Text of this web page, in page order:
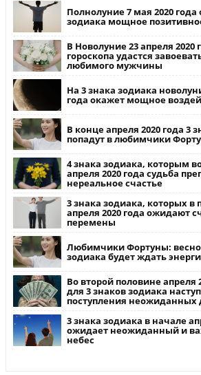
Полнолуние 7 мая 2020 года
зодиака мощное
В Новолуние 23 апреля
гороскопа удастся
любимого мужчины
На 3 знака зодиака
года окажет мощное
В конце апреля 2020 года 3
попадут в любимчики
4 знака зодиака, которым
апреля 2020 года судьба
нереальное счастье
3 знака зодиака, которых в
апреля 2020 года ожидают
перемены
Любимчики Фортуны:
зодиака будет ждать
Во второй половине апреля
для 3 знаков зодиака
поступления неожиданных
3 знака зодиака в начале
ожидает неожиданный и
небес